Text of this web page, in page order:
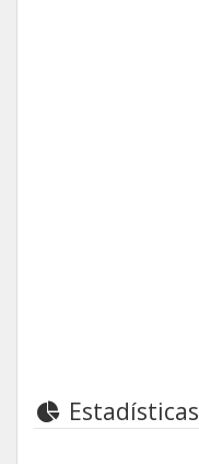
Estadísticas